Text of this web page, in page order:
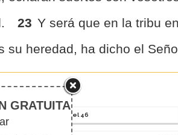
23 Y será que en la tribu
su heredad, ha dicho el
47
Ezequiel 46